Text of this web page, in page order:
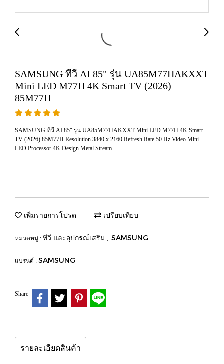
SAMSUNG ทีวี AI 85" รุ่น UA85M77HAKXXT
Mini LED M77H 4K Smart TV (2026)
85M77H
SAMSUNG ทีวี AI 85" รุ่น UA85M77HAKXXT Mini LED M77H 4K Smart
TV (2026) 85M77H Resolution 3840 x 2160 Refresh Rate 50 Hz Video Mini
LED Processor 4K Design Metal Stream
เพิ่มรายการโปรด เปรียบเทียบ
หมวดหมู่ : ทีวี และอุปกรณ์เสริม , SAMSUNG
แบรนด์ : SAMSUNG
Share
รายละเอียดสินค้า